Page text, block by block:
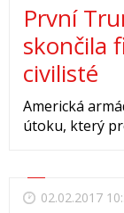
První
skončila
civilisté
Americká
útoku, který
02.02.2017